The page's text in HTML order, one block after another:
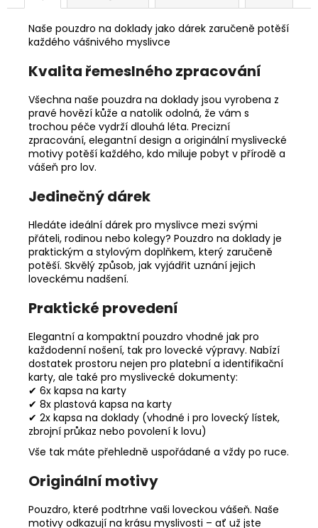
Naše pouzdro na doklady jako dárek zaručeně potěší
každého vášnivého myslivce
Kvalita řemeslného zpracování
Všechna naše pouzdra na doklady jsou vyrobena z
pravé hovězí kůže a natolik odolná, že vám s
trochou péče vydrží dlouhá léta. Precizní
zpracování, elegantní design a originální myslivecké
motivy potěší každého, kdo miluje pobyt v přírodě a
vášeň pro lov.
Jedinečný dárek
Hledáte ideální dárek pro myslivce mezi svými
přáteli, rodinou nebo kolegy? Pouzdro na doklady je
praktickým a stylovým doplňkem, který zaručeně
potěší. Skvělý způsob, jak vyjádřit uznání jejich
loveckému nadšení.
Praktické provedení
Elegantní a kompaktní pouzdro vhodné jak pro
každodenní nošení, tak pro lovecké výpravy. Nabízí
dostatek prostoru nejen pro platební a identifikační
karty, ale také pro myslivecké dokumenty:
✔ 6x kapsa na karty
✔ 8x plastová kapsa na karty
✔ 2x kapsa na doklady (vhodné i pro lovecký lístek,
zbrojní průkaz nebo povolení k lovu)
Vše tak máte přehledně uspořádané a vždy po ruce.
Originální motivy
Pouzdro, které podtrhne vaši loveckou vášeň. Naše
motivy odkazují na krásu myslivosti – ať už jste